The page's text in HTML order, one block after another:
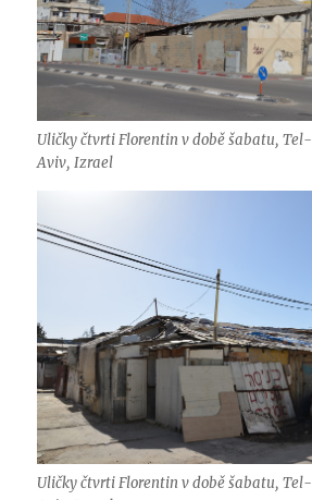
Uličky čtvrti Florentin v době šabatu, Tel-
Aviv, Izrael
Uličky čtvrti Florentin v době šabatu, Tel-